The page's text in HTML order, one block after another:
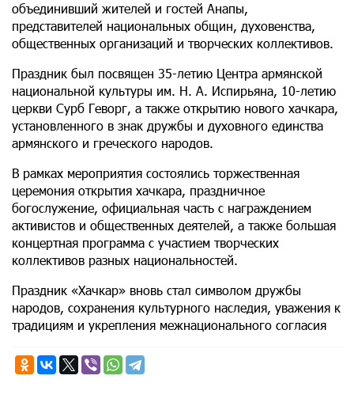
объединивший жителей и гостей Анапы,
представителей национальных общин, духовенства,
общественных организаций и творческих коллективов.
Праздник был посвящен 35-летию Центра армянской
национальной культуры им. Н. А. Испирьяна, 10-летию
церкви Сурб Геворг, а также открытию нового хачкара,
установленного в знак дружбы и духовного единства
армянского и греческого народов.
В рамках мероприятия состоялись торжественная
церемония открытия хачкара, праздничное
богослужение, официальная часть с награждением
активистов и общественных деятелей, а также большая
концертная программа с участием творческих
коллективов разных национальностей.
Праздник «Хачкар» вновь стал символом дружбы
народов, сохранения культурного наследия, уважения к
традициям и укрепления межнационального согласия